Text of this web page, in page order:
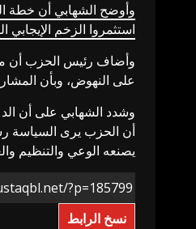
وأوضح الشهابي أن خطة
استثمروا الزخم الإيجابي
وأضاف رئيس الحزب أن
على النهوض، وبأن
وشدد الشهابي على أن
أن الحزب يرى السياسة
يصنعه الوعي والتنظيم
نسخ الرابط